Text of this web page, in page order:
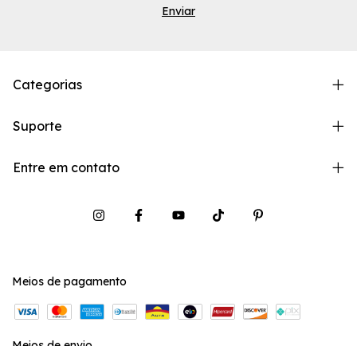
Categorias
Suporte
Entre em contato
Meios de pagamento